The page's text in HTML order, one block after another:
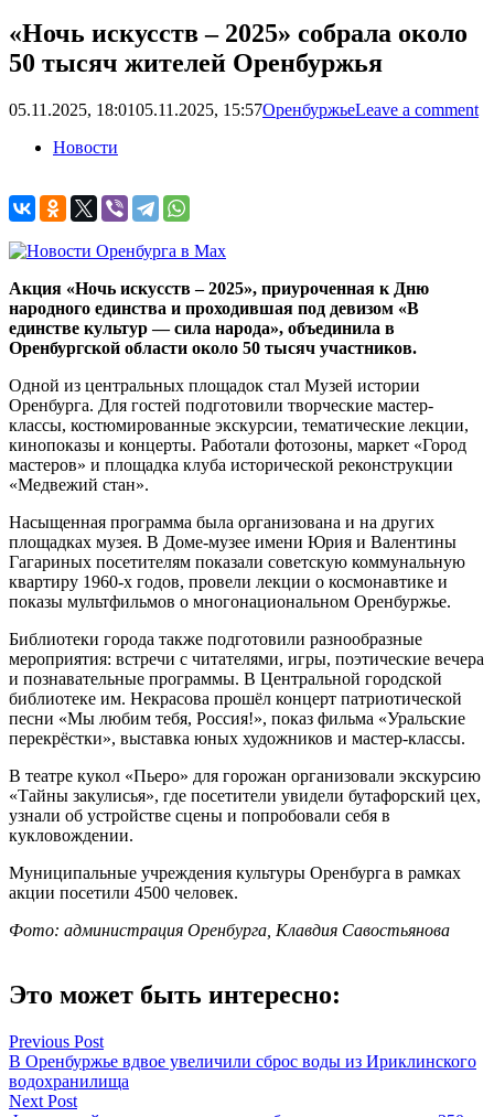
«Ночь искусств – 2025» собрала около
50 тысяч жителей Оренбуржья
05.11.2025, 18:0105.11.2025, 15:57ОренбуржьеLeave a comment
Новости
Акция «Ночь искусств – 2025», приуроченная к Дню
народного единства и проходившая под девизом «В
единстве культур — сила народа», объединила в
Оренбургской области около 50 тысяч участников.
Одной из центральных площадок стал Музей истории
Оренбурга. Для гостей подготовили творческие мастер-
классы, костюмированные экскурсии, тематические лекции,
кинопоказы и концерты. Работали фотозоны, маркет «Город
мастеров» и площадка клуба исторической реконструкции
«Медвежий стан».
Насыщенная программа была организована и на других
площадках музея. В Доме-музее имени Юрия и Валентины
Гагариных посетителям показали советскую коммунальную
квартиру 1960-х годов, провели лекции о космонавтике и
показы мультфильмов о многонациональном Оренбуржье.
Библиотеки города также подготовили разнообразные
мероприятия: встречи с читателями, игры, поэтические вечера
и познавательные программы. В Центральной городской
библиотеке им. Некрасова прошёл концерт патриотической
песни «Мы любим тебя, Россия!», показ фильма «Уральские
перекрёстки», выставка юных художников и мастер-классы.
В театре кукол «Пьеро» для горожан организовали экскурсию
«Тайны закулисья», где посетители увидели бутафорский цех,
узнали об устройстве сцены и попробовали себя в
кукловождении.
Муниципальные учреждения культуры Оренбурга в рамках
акции посетили 4500 человек.
Фото: администрация Оренбурга, Клавдия Савостьянова
Это может быть интересно:
Навигация
по
записям
Previous Post
В Оренбуржье вдвое увеличили сброс воды из Ириклинского
водохранилища
Next Post